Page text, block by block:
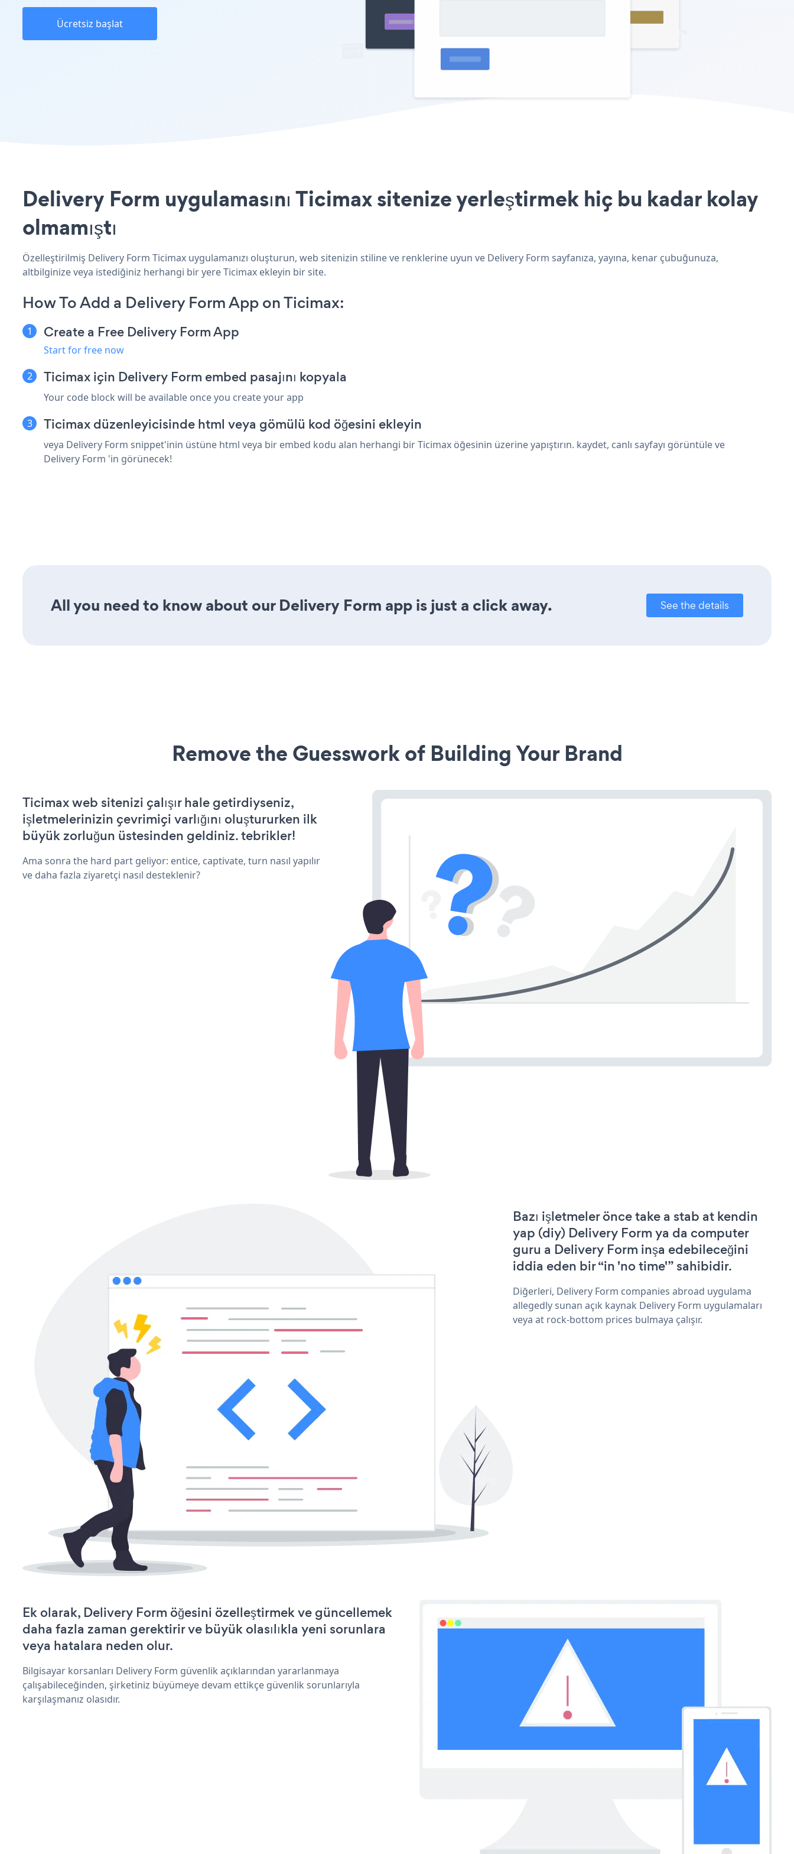
Ücretsiz başlat
Delivery Form uygulamasını Ticimax sitenize yerleştirmek hiç bu kadar kolay
olmamıştı
Özelleştirilmiş Delivery Form Ticimax uygulamanızı oluşturun, web sitenizin stiline ve renklerine uyun ve Delivery Form sayfanıza, yayına, kenar çubuğunuza,
altbilginize veya istediğiniz herhangi bir yere Ticimax ekleyin bir site.
How To Add a Delivery Form App on Ticimax:
Create a Free Delivery Form App
Start for free now
Ticimax için Delivery Form embed pasajını kopyala
Your code block will be available once you create your app
Ticimax düzenleyicisinde html veya gömülü kod öğesini ekleyin
veya Delivery Form snippet'inin üstüne html veya bir embed kodu alan herhangi bir Ticimax öğesinin üzerine yapıştırın. kaydet, canlı sayfayı görüntüle ve
Delivery Form 'in görünecek!
All you need to know about our Delivery Form app is just a click away. See the details
Remove the Guesswork of Building Your Brand
Ticimax web sitenizi çalışır hale getirdiyseniz,
işletmelerinizin çevrimiçi varlığını oluştururken ilk
büyük zorluğun üstesinden geldiniz. tebrikler!
Ama sonra the hard part geliyor: entice, captivate, turn nasıl yapılır
ve daha fazla ziyaretçi nasıl desteklenir?
Bazı işletmeler önce take a stab at kendin
yap (diy) Delivery Form ya da computer
guru a Delivery Form inşa edebileceğini
iddia eden bir “in 'no time'” sahibidir.
Diğerleri, Delivery Form companies abroad uygulama
allegedly sunan açık kaynak Delivery Form uygulamaları
veya at rock-bottom prices bulmaya çalışır.
Ek olarak, Delivery Form öğesini özelleştirmek ve güncellemek
daha fazla zaman gerektirir ve büyük olasılıkla yeni sorunlara
veya hatalara neden olur.
Bilgisayar korsanları Delivery Form güvenlik açıklarından yararlanmaya
çalışabileceğinden, şirketiniz büyümeye devam ettikçe güvenlik sorunlarıyla
karşılaşmanız olasıdır.